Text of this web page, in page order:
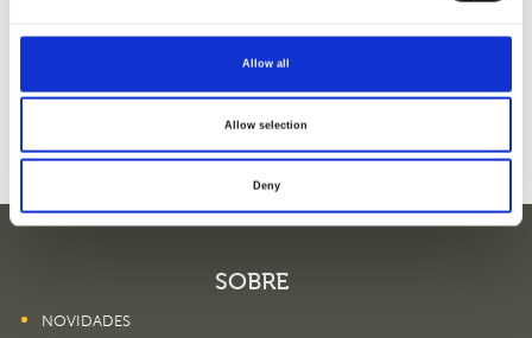
Allow all
Allow selection
Deny
Setúbal
SOBRE
NOVIDADES